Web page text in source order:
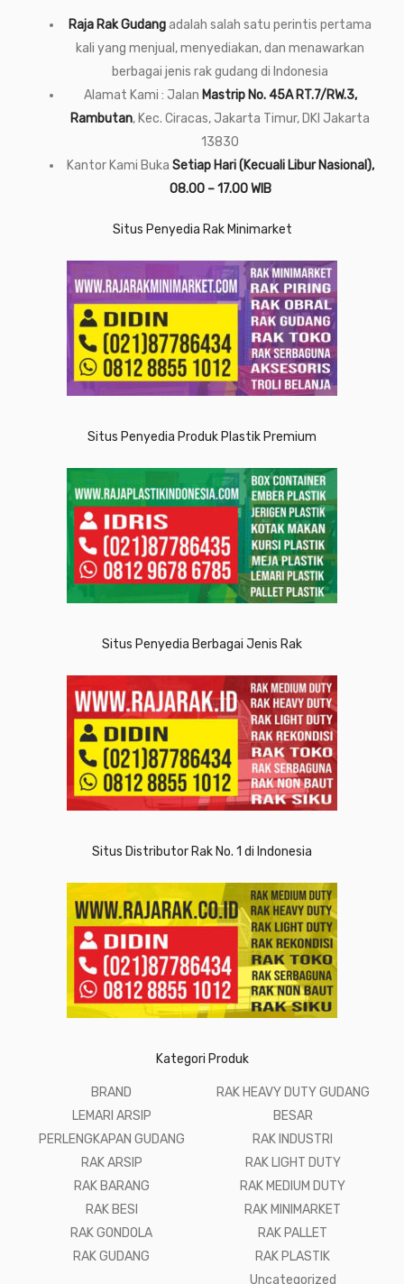
Raja Rak Gudangadalah salah satu perintis pertama
kali yang menjual, menyediakan, dan menawarkan
berbagai jenis rak gudang di Indonesia
Alamat Kami : Jalan Mastrip No. 45A RT.7/RW.3,
Rambutan, Kec. Ciracas, Jakarta Timur, DKI Jakarta
13830
Kantor Kami Buka Setiap Hari (Kecuali Libur Nasional),
08.00 – 17.00 WIB
Situs Penyedia Rak Minimarket
Situs Penyedia Produk Plastik Premium
Situs Penyedia Berbagai Jenis Rak
Situs Distributor Rak No. 1 di Indonesia
Kategori Produk
BRAND
LEMARI ARSIP
PERLENGKAPAN GUDANG
RAK ARSIP
RAK BARANG
RAK BESI
RAK GONDOLA
RAK GUDANG
RAK HEAVY DUTY GUDANG
BESAR
RAK INDUSTRI
RAK LIGHT DUTY
RAK MEDIUM DUTY
RAK MINIMARKET
RAK PALLET
RAK PLASTIK
Uncategorized